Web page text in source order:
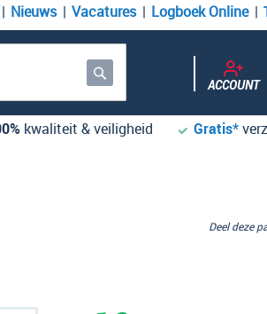
Nieuws Vacatures Logboek Online
Zoek ACCOUNT
kwaliteit & veiligheid Gratis*
Deel deze